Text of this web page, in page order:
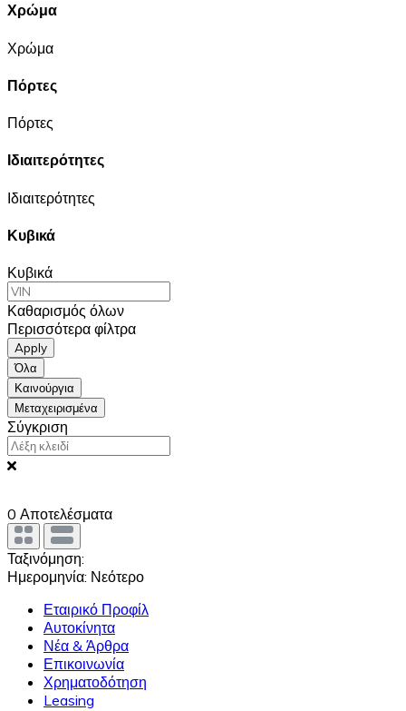
Χρώμα
Χρώμα
Πόρτες
Πόρτες
Ιδιαιτερότητες
Ιδιαιτερότητες
Κυβικά
Κυβικά
Καθαρισμός όλων
Περισσότερα φίλτρα
Apply
Όλα
Καινούργια
Μεταχειρισμένα
Σύγκριση
0 Αποτελέσματα
Ταξινόμηση:
Ημερομηνία: Νεότερο
Εταιρικό Προφίλ
Αυτοκίνητα
Νέα & Άρθρα
Επικοινωνία
Χρηματοδότηση
Leasing